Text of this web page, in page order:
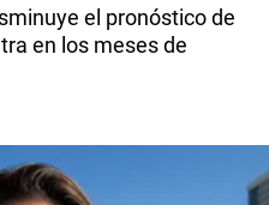
el pronóstico de
en los meses de